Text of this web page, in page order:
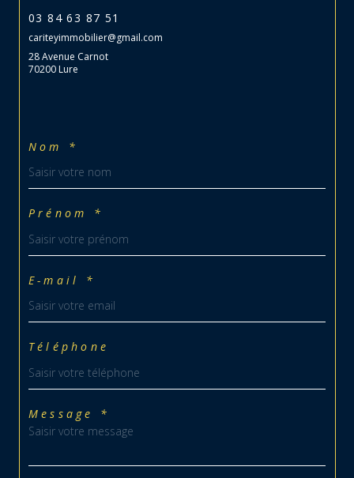
03 84 63 87 51
cariteyimmobilier@gmail.com
28 Avenue Carnot
70200 Lure
Nom *
Prénom *
E-mail *
Téléphone
Message *